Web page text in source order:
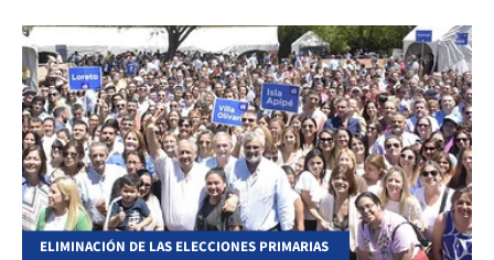
ELIMINACIÓN DE LAS ELECCIONES PRIMARIAS